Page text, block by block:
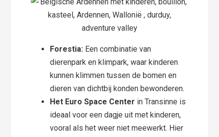
Forestia: Een combinatie van
dierenpark en klimpark, waar kinderen
kunnen klimmen tussen de bomen en
dieren van dichtbij konden bewonderen.
Het Euro Space Center in Transinne is
ideaal voor een dagje uit met kinderen,
vooral als het weer niet meewerkt. Hier